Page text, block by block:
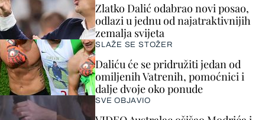
Zlatko Dalić odabrao novi posao,
odlazi u jednu od najatraktivnijih
zemalja svijeta
SLAŽE SE STOŽER
Daliću će se pridružiti jedan od
omiljenih Vatrenih, pomoćnici i
dalje dvoje oko ponude
SVE OBJAVIO